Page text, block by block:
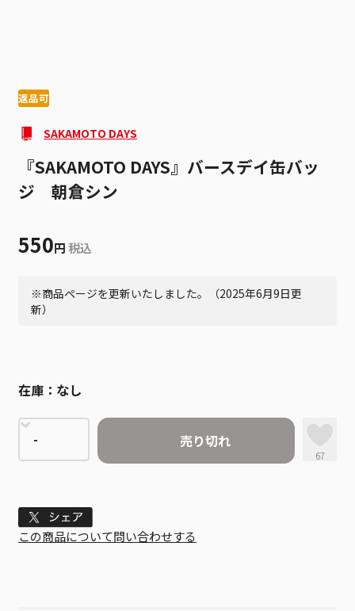
返品可
SAKAMOTO DAYS
『SAKAMOTO DAYS』バースデイ缶バッ
ジ 朝倉シン
550円 税込
※商品ページを更新いたしました。（2025年6月9日更
新）
在庫： なし
売り切れ
67
Tweet
この商品について問い合わせする